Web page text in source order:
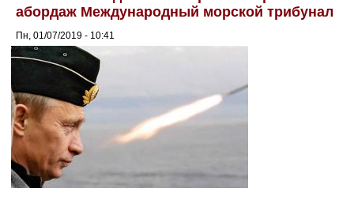
абордаж Международный морской трибунал
Пн, 01/07/2019 - 10:41